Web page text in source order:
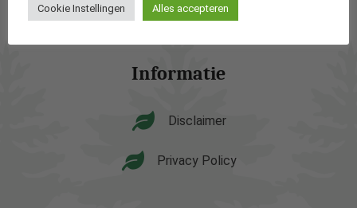
Vakantiehuizen in Spanje
Informatie
Disclaimer
Privacy Policy
Cookie Instellingen Alles accepteren